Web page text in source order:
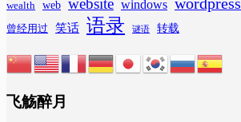
wealth web website windows
曾经用过 笑话 语录 谜语 转载
飞觞醉月